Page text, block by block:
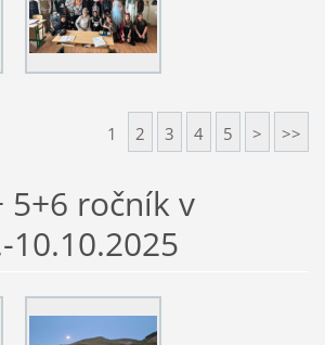
1 2 3 4 5 > >>
5+6 ročník v
10.10.2025